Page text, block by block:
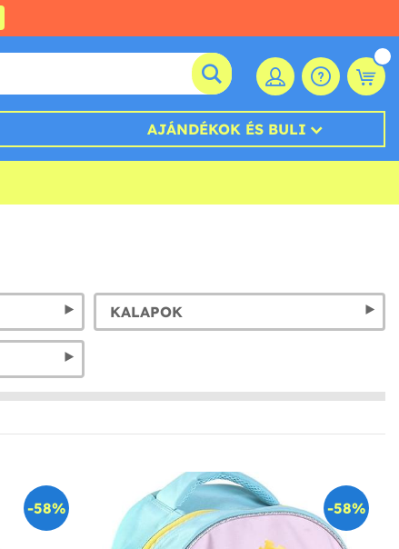
AJÁNDÉKOK ÉS BULI
KALAPOK
-58% -58%